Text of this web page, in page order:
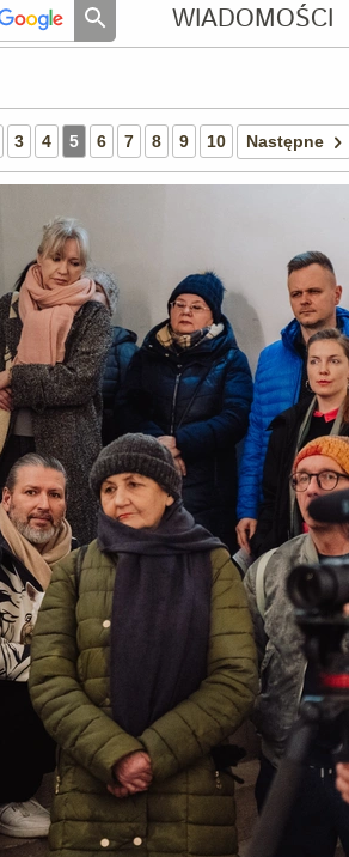
WIADOMOŚCI
3 4 5 6 7 8 9 10 Następne